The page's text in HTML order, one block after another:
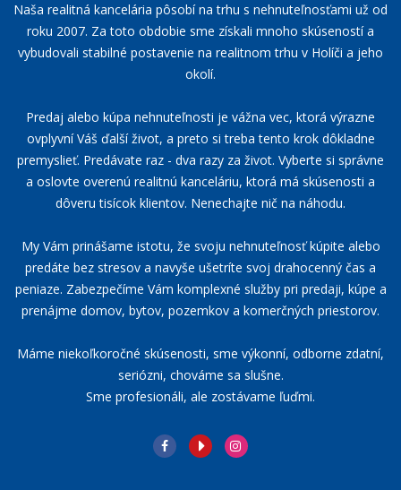
Naša realitná kancelária pôsobí na trhu s nehnuteľnosťami už od
roku 2007. Za toto obdobie sme získali mnoho skúseností a
vybudovali stabilné postavenie na realitnom trhu v Holíči a jeho
okolí.
Predaj alebo kúpa nehnuteľnosti je vážna vec, ktorá výrazne
ovplyvní Váš ďalší život, a preto si treba tento krok dôkladne
premyslieť. Predávate raz - dva razy za život. Vyberte si správne
a oslovte overenú realitnú kanceláriu, ktorá má skúsenosti a
dôveru tisícok klientov. Nenechajte nič na náhodu.
My Vám prinášame istotu, že svoju nehnuteľnosť kúpite alebo
predáte bez stresov a navyše ušetríte svoj drahocenný čas a
peniaze. Zabezpečíme Vám komplexné služby pri predaji, kúpe a
prenájme domov, bytov, pozemkov a komerčných priestorov.
Máme niekoľkoročné skúsenosti, sme výkonní, odborne zdatní,
seriózni, chováme sa slušne.
Sme profesionáli, ale zostávame ľuďmi.